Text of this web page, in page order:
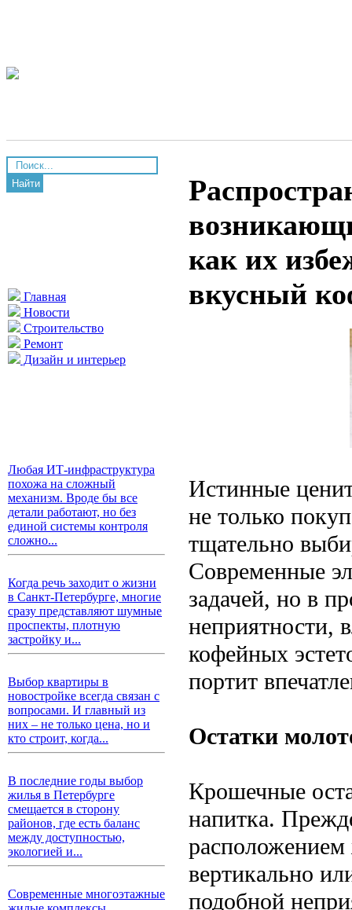
Найти
Главная
Новости
Строительство
Ремонт
Дизайн и интерьер
Любая ИТ-инфраструктура
похожа на сложный
механизм. Вроде бы все
детали работают, но без
единой системы контроля
сложно...
Когда речь заходит о жизни
в Санкт-Петербурге, многие
сразу представляют шумные
проспекты, плотную
застройку и...
Выбор квартиры в
новостройке всегда связан с
вопросами. И главный из
них – не только цена, но и
кто строит, когда...
В последние годы выбор
жилья в Петербурге
смещается в сторону
районов, где есть баланс
между доступностью,
экологией и...
Современные многоэтажные
как их
вкусный
Истинные
не только
тщательно
Современные
задачей, но в
неприятности,
кофейных
портит
Остатки
Крошечные
напитка.
расположением
вертикально
подобной